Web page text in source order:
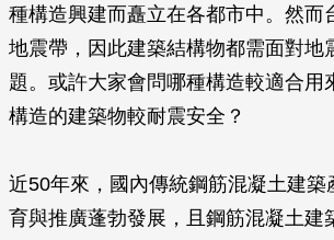
種構造興建而矗立在各都市中。然而
地震帶，因此建築結構物都需面對地
題。或許大家會問哪種構造較適合用
構造的建築物較耐震安全？
近50年來，國內傳統鋼筋混凝土建築
育與推廣蓬勃發展，且鋼筋混凝土建